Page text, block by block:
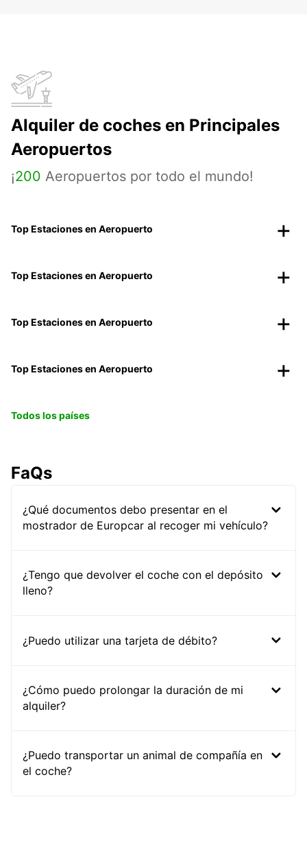
Alquiler de coches en Principales
Aeropuertos
¡200 Aeropuertos por todo el mundo!
Top Estaciones en Aeropuerto
Top Estaciones en Aeropuerto
Top Estaciones en Aeropuerto
Top Estaciones en Aeropuerto
Todos los países
FaQs
¿Qué documentos debo presentar en el
mostrador de Europcar al recoger mi vehículo?
¿Tengo que devolver el coche con el depósito
lleno?
¿Puedo utilizar una tarjeta de débito?
¿Cómo puedo prolongar la duración de mi
alquiler?
¿Puedo transportar un animal de compañía en
el coche?